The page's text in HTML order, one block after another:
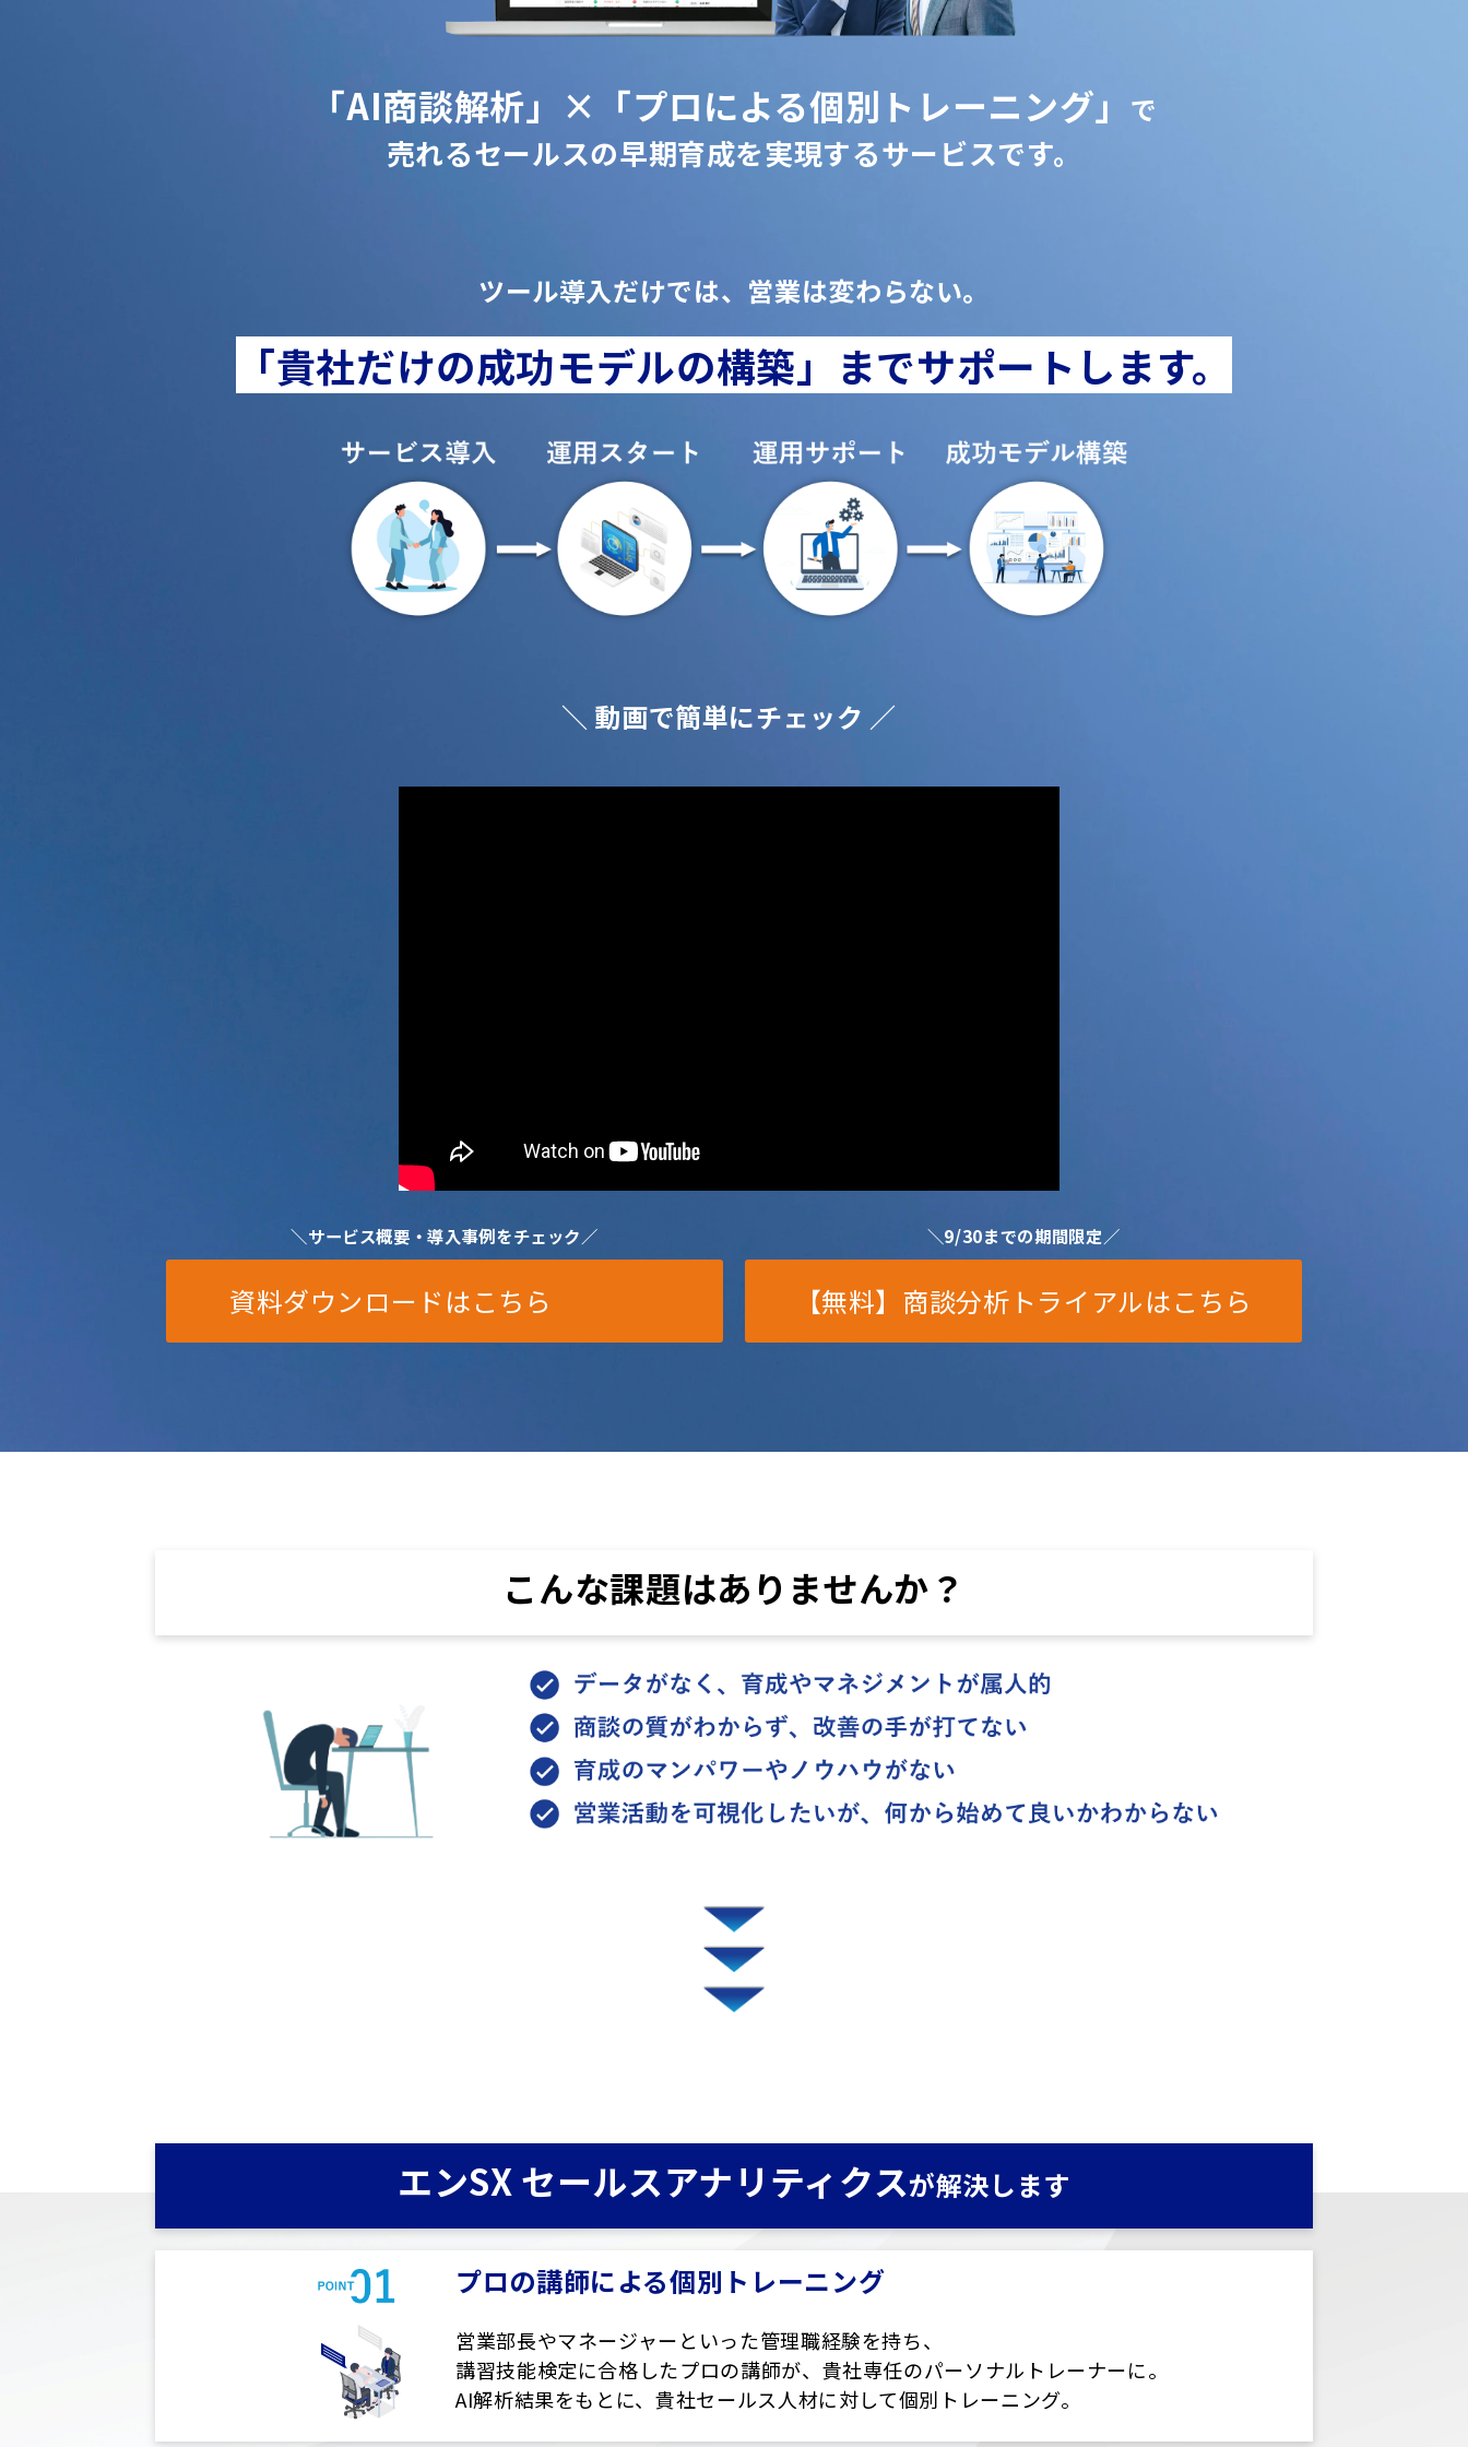
「AI商談解析」 ×「プロによる個別トレーニング」 で
売れるセールスの早期育成を実現するサービスです。
ツール導入だけでは、営業は変わらない。
「貴社だけの成功モデルの構築」までサポートします。
＼ 動画で簡単にチェック ／
＼サービス概要・導入事例をチェック／
資料ダウンロードはこちら
＼9/30までの期間限定／
【無料】商談分析トライアルはこちら
こんな課題はありませんか？
エンSX セールスアナリティクスが解決します
プロの講師による個別トレーニング
営業部長やマネージャーといった管理職経験を持ち、
講習技能検定に合格したプロの講師が、貴社専任のパーソナルトレーナーに。
AI解析結果をもとに、貴社セールス人材に対して個別トレーニング。